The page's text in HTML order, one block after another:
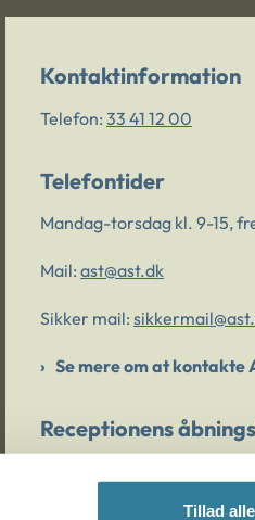
Tillad
Kontaktinformation
Telefon: 33 41 12 00
Telefontider
Mandag-torsdag kl. 9-15,
Mail: ast@ast.dk
Sikker mail:
Se mere om at kontakte
Receptionens